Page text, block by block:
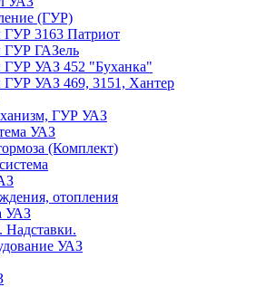
(ГУР)
3163 Патриот
ГУР ГАЗель
ГУР УАЗ 452 "Буханка"
УАЗ 469, 3151, Хантер
ГУР УАЗ
УАЗ
(Комплект)
отопления
УАЗ
Надставки.
УАЗ